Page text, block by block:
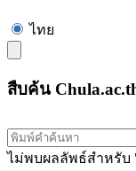
ไทย
สืบค้น
ไม่พบผลลัพธ์สำหรับ